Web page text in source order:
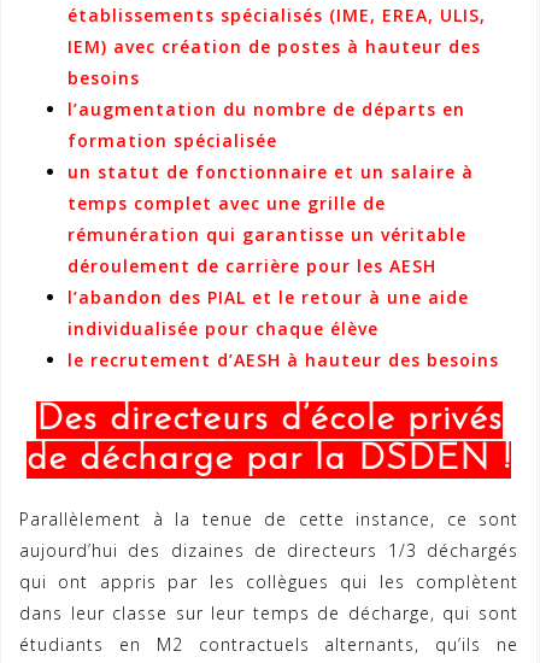
établissements spécialisés (IME, EREA, ULIS,
IEM) avec création de postes à hauteur des
besoins
l’augmentation du nombre de départs en
formation spécialisée
un statut de fonctionnaire et un salaire à
temps complet avec une grille de
rémunération qui garantisse un véritable
déroulement de carrière pour les AESH
l’abandon des PIAL et le retour à une aide
individualisée pour chaque élève
le recrutement d’AESH à hauteur des besoins
Des directeurs d’école privés
de décharge par la DSDEN !
Parallèlement à la tenue de cette instance, ce sont
aujourd’hui des dizaines de directeurs 1/3 déchargés
qui ont appris par les collègues qui les complètent
dans leur classe sur leur temps de décharge, qui sont
étudiants en M2 contractuels alternants, qu’ils ne